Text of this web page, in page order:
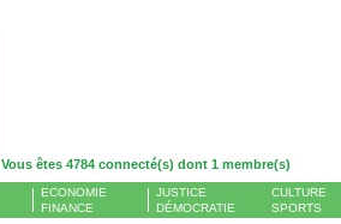
Vous êtes 4784 connecté(s) dont 1 membre(s)
ECONOMIE
FINANCE
JUSTICE
DÉMOCRATIE
CULTURE
SPORTS